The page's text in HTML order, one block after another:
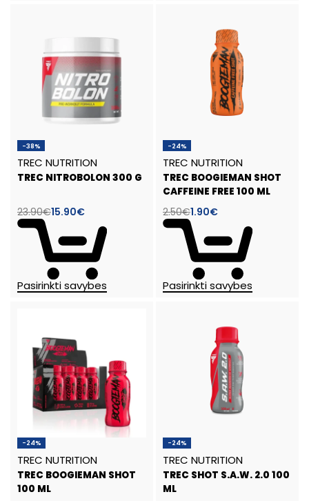
-38%
TREC NUTRITION
TREC NITROBOLON 300 G
23.90€15.90€
Pasirinkti savybes
-24%
TREC NUTRITION
TREC BOOGIEMAN SHOT
CAFFEINE FREE 100 ML
2.50€1.90€
Pasirinkti savybes
-24%
TREC NUTRITION
TREC BOOGIEMAN SHOT
100 ML
-24%
TREC NUTRITION
TREC SHOT S.A.W. 2.0 100
ML